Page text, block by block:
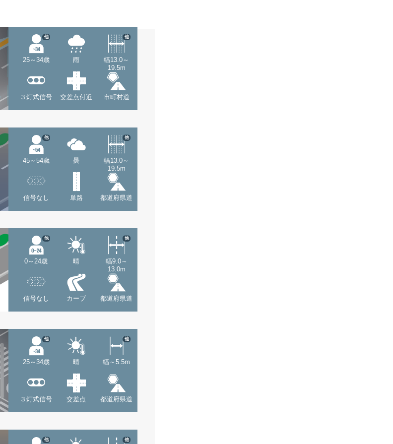
25～34歳
他
雨
幅13.0～
19.5m
他
３灯式信号 交差点付近 市町村道
45～54歳
他
曇
幅13.0～
19.5m
他
信号なし 単路 都道府県道
0～24歳
他
晴
幅9.0～
13.0m
他
信号なし カーブ 都道府県道
25～34歳
他
晴 幅～5.5m
他
３灯式信号 交差点 都道府県道
他 他